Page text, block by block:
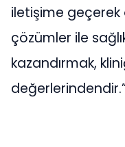
iletişime geçerek
çözümler ile
kazandırmak,